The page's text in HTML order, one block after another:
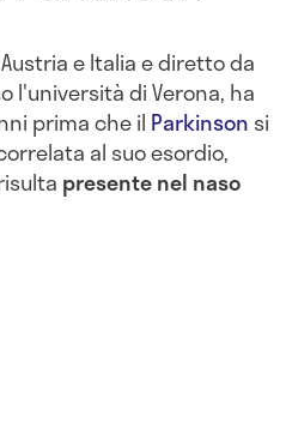
e Italia e diretto da
l'università di Verona, ha
prima che il Parkinson si
al suo esordio,
presente nel naso